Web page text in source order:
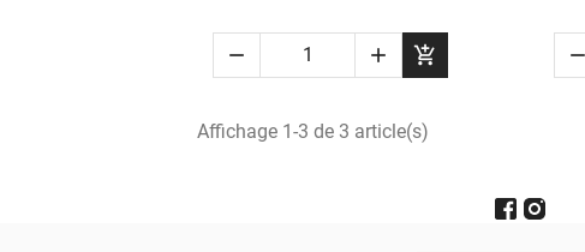
   
Affichage 1-3 de 3 article(s)